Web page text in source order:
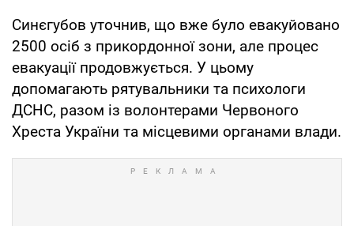
Синєгубов уточнив, що вже було евакуйовано
2500 осіб з прикордонної зони, але процес
евакуації продовжується. У цьому
допомагають рятувальники та психологи
ДСНС, разом із волонтерами Червоного
Хреста України та місцевими органами влади.